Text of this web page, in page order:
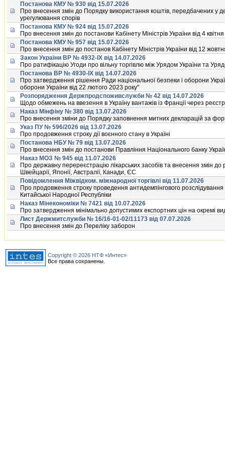
Постанова КМУ № 930 від 15.07.2026
Про внесення змiн до Порядку використання коштiв, передбачених у
урегулювання спорiв
Постанова КМУ № 924 від 15.07.2026
Про внесення змiн до постанови Кабiнету Мiнiстрiв України вiд 4
Постанова КМУ № 957 від 15.07.2026
Про внесення змiн до постанов Кабiнету Мiнiстрiв України вiд 12
Закон України ВР № 4932-IX від 14.07.2026
Про ратифiкацiю Угоди про вiльну торгiвлю мiж Урядом України та
Постанова ВР № 4930-IX від 14.07.2026
Про затвердження рiшення Ради нацiональної безпеки i оборони
оборони України вiд 22 лютого 2023 року"
Розпорядження Держпродспоживслужби № 42 від 14.07.2026
Щодо обмежень на ввезення в Україну вантажiв iз Францiї через
Наказ Мінфіну № 380 від 13.07.2026
Про внесення змiни до Порядку заповнення митних декларацiй за
Указ ПУ № 596/2026 від 13.07.2026
Про продовження строку дiї воєнного стану в Українi
Постанова НБУ № 79 від 13.07.2026
Про внесення змiн до постанови Правлiння Нацiонального банку
Наказ МОЗ № 945 від 11.07.2026
Про державну перереєстрацiю лiкарських засобiв та внесення змiн
Швейцарiї, Японiї, Австралiї, Канади, ЄС
Повідомлення Міжвідком. міжнародної торгівлі від 11.07.2026
Про продовження строку проведення антидемпiнгового
Китайської Народної Республiки
Наказ Мінекономіки № 7421 від 10.07.2026
Про затвердження мiнiмально допустимих експортних цiн на окремi
Лист Держмитслужби № 16/16-01-02/11173 від 07.07.2026
Про внесення змiн до Перелiку заборон
Copyright © 2026 НТФ «Интес»
Все права сохранены.